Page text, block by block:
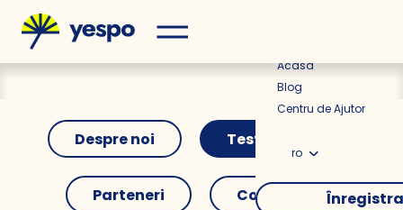
Acasă
Blog
Centru de Ajutor
ro
Despre noi Testimoniale
Parteneri Contacte